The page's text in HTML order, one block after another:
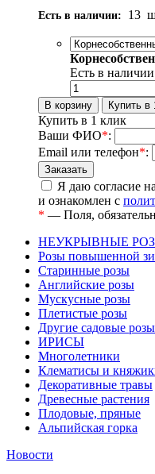
Есть в наличии: 13
Есть в наличии
Купить в 1 клик
Ваши ФИО*:
Email или телефон*:
Я даю согласие
и ознакомлен с
* — Поля,
НЕУКРЫВНЫЕ
Розы повышенной
Старинные розы
Английские розы
Мускусные розы
Плетистые розы
Другие садовые розы
ИРИСЫ
Многолетники
Клематисы и
Декоративные травы
Древесные растения
Плодовые, пряные
Альпийская горка
Новости